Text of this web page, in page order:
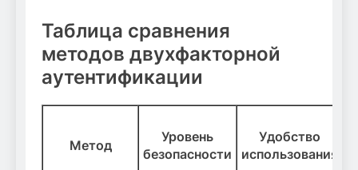
Таблица сравнения
методов двухфакторной
аутентификации
Метод
Уровень
безопасности
Удобство
использования